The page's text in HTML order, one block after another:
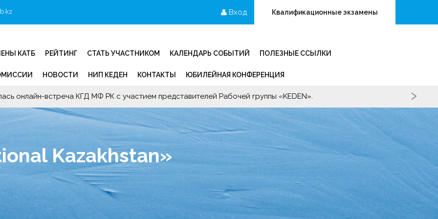
Вход Квалификационные экзамены
КАТБ РЕЙТИНГ СТАТЬ УЧАСТНИКОМ КАЛЕНДАРЬ СОБЫТИЙ ПОЛЕЗНЫЕ ССЫЛКИ
НОВОСТИ НИП КЕДЕН КОНТАКТЫ ЮБИЛЕЙНАЯ КОНФЕРЕНЦИЯ
онлайн-встреча КГД МФ РК с участием представителей Рабочей группы «KEDEN». ›
Kazakhstan»